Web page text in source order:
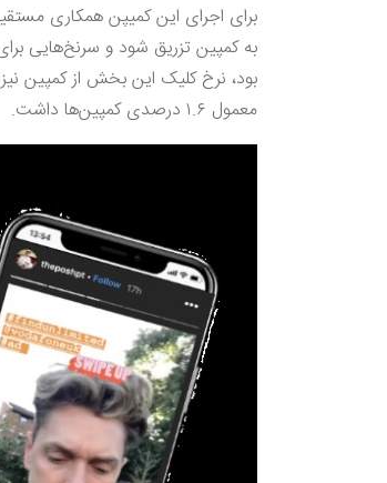
برای اجرای این کمیپن همکاری
به کمپین تزریق شود و سرنخ‌هایی
معمول ۱.۶ درصدی کمپین‌ها داشت.